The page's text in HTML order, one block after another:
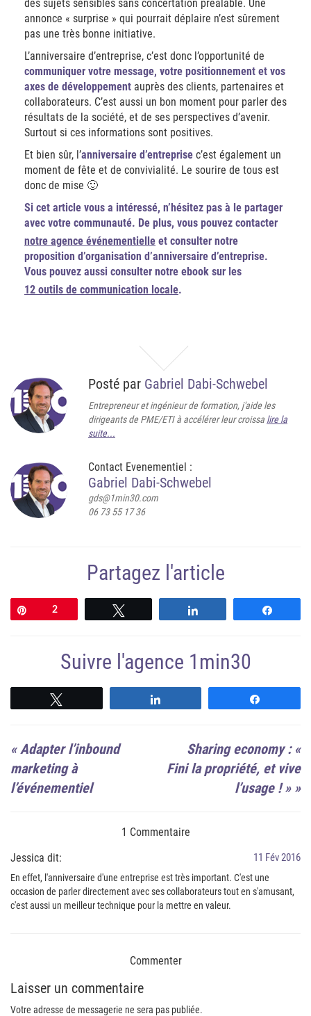
des sujets sensibles sans concertation préalable. Une
annonce « surprise » qui pourrait déplaire n’est sûrement
pas une très bonne initiative.
L’anniversaire d’entreprise, c’est donc l’opportunité de
communiquer votre message, votre positionnement et vos
axes de développement auprès des clients, partenaires et
collaborateurs. C’est aussi un bon moment pour parler des
résultats de la société, et de ses perspectives d’avenir.
Surtout si ces informations sont positives.
Et bien sûr, l’anniversaire d’entreprise c’est également un
moment de fête et de convivialité. Le sourire de tous est
donc de mise 🙂
Si cet article vous a intéressé, n’hésitez pas à le partager
avec votre communauté. De plus, vous pouvez contacter
notre agence événementielle et consulter notre
proposition d’organisation d’anniversaire d’entreprise.
Vous pouvez aussi consulter notre ebook sur les
12 outils de communication locale.
Posté par Gabriel Dabi-Schwebel
Entrepreneur et ingénieur de formation, j'aide les
dirigeants de PME/ETI à accélérer leur croissa lire la
suite...
Contact Evenementiel :
Gabriel Dabi-Schwebel
gds@1min30.com
06 73 55 17 36
Partagez l'article
Épingle
2
Suivre l'agence 1min30
«Adapter l’inbound
marketing à
l’événementiel
Sharing economy : «
Fini la propriété, et vive
l’usage ! »»
1 Commentaire
Jessica dit:
11 Fév 2016
En effet, l'anniversaire d'une entreprise est très important. C'est une
occasion de parler directement avec ses collaborateurs tout en s'amusant,
c'est aussi un meilleur technique pour la mettre en valeur.
Commenter
Laisser un commentaire
Votre adresse de messagerie ne sera pas publiée.